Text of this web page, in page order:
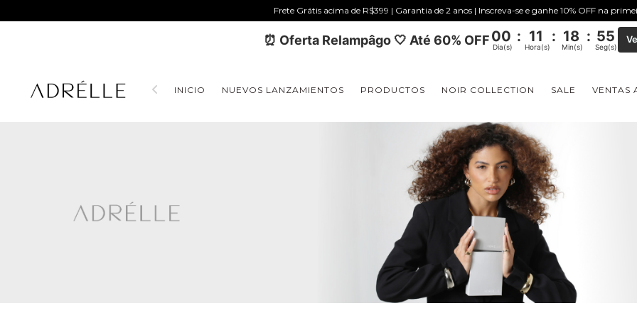
Frete Grátis acima de R$399 | Garantia de 2 anos | Inscreva-se e ganhe 10% OFF na
⏰ Oferta Relampâgo 🤍 Até 60% OFF00 : 11 : 18 : 54
Dia(s) Hora(s) Min(s) Seg(s)
INICIO NUEVOS LANZAMIENTOS PRODUCTOS NOIR COLLECTION SALE VENTAS